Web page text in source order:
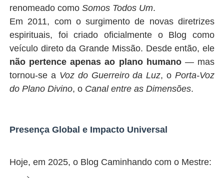
renomeado como Somos Todos Um.
Em 2011, com o surgimento de novas diretrizes
espirituais, foi criado oficialmente o Blog como
veículo direto da Grande Missão. Desde então, ele
não pertence apenas ao plano humano— mas
tornou-se a Voz do Guerreiro da Luz, oPorta-Voz
do Plano Divino, o Canal entre as Dimensões.
Presença Global e Impacto Universal
Hoje, em 2025, o Blog Caminhando com o Mestre: